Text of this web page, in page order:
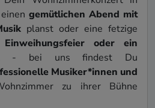
einengemütlichen Abend mit
planst oder eine fetzige
oder ein
- bei uns findest Du
Musiker*innen und
zu ihrer Bühne